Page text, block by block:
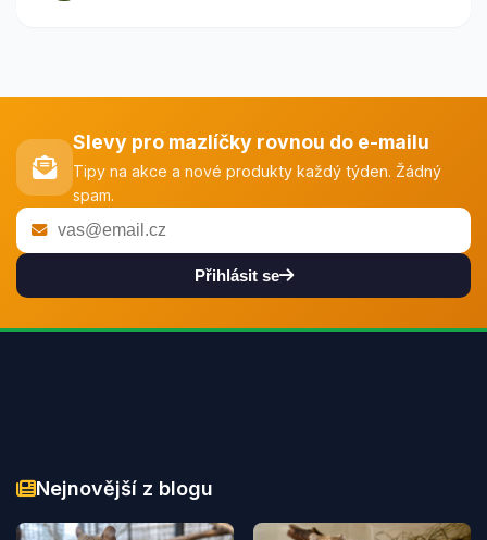
Slevy pro mazlíčky rovnou do e-mailu
Tipy na akce a nové produkty každý týden. Žádný
spam.
Přihlásit se
Nejnovější z blogu